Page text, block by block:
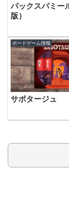
パックスパミー
版）
ボードゲーム情報
サボタージュ